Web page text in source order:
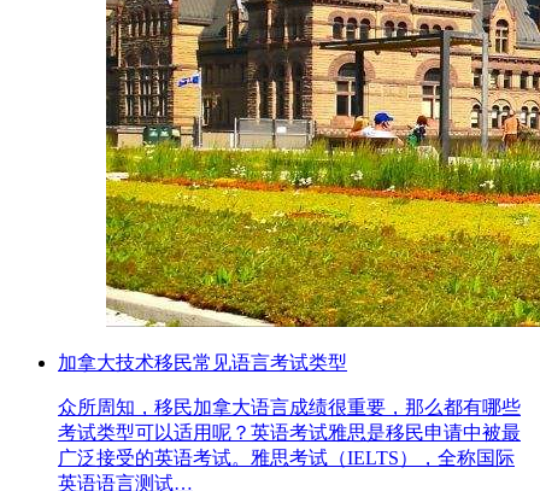
加拿大技术移民常见语言考试类型
众所周知，移民加拿大语言成绩很重要，那么都有哪些
考试类型可以适用呢？英语考试雅思是移民申请中被最
广泛接受的英语考试。雅思考试（IELTS），全称国际
英语语言测试…